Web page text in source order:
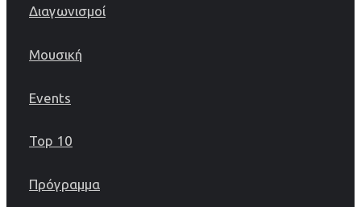
Διαγωνισμοί
Μουσική
Events
Top 10
Πρόγραμμα